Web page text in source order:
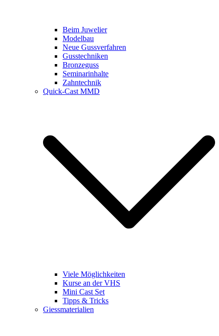
Beim Juwelier
Modelbau
Neue Gussverfahren
Gusstechniken
Bronzeguss
Seminarinhalte
Zahntechnik
Quick-Cast MMD
Viele Möglichkeiten
Kurse an der VHS
Mini Cast Set
Tipps & Tricks
Giessmaterialien